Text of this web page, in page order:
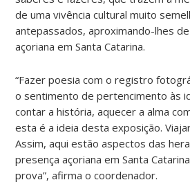
de uma vivência cultural muito
antepassados, aproximando-lhes
açoriana em Santa Catarina.
“Fazer poesia com o registro
o sentimento de pertencimento às
contar a história, aquecer a alma
esta é a ideia desta exposição.
Assim, aqui estão aspectos das
presença açoriana em Santa
prova”, afirma o coordenador.